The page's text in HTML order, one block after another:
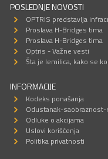
POSLEDNJE NOVOSTI
OPTRIS predstavlja
Proslava H-Bridges tima
Proslava H-Bridges tima
Optris - Važne vesti
Šta je lemilica, kako se
INFORMACIJE
Kodeks ponašanja
Odustanak-
Odluke o akcijama
Uslovi korišćenja
Politika privatnosti